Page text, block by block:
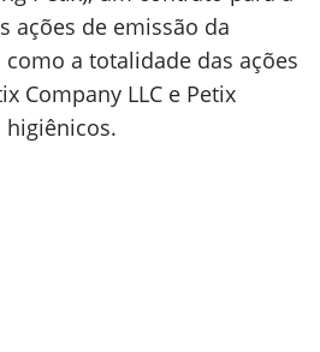
ações de emissão da
como a totalidade das ações
Company LLC e Petix
higiênicos.